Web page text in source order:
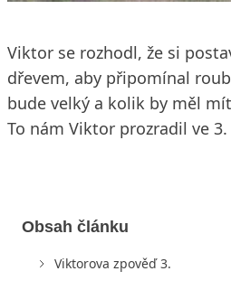
Viktor se rozhodl, že si
dřevem, aby připomínal
bude velký a kolik by měl
To nám Viktor prozradil ve
Obsah článku
Viktorova zpověď 3.